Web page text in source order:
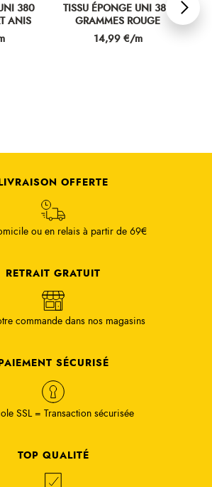
380
ANIS
TISSU ÉPONGE UNI 380
GRAMMES ROUGE
Prix
14,99 €/m
OFFERTE
ou en relais à partir de 69€
RETRAIT GRATUIT
commande dans nos magasins
SÉCURISÉ
SSL = Transaction sécurisée
TOP QUALITÉ